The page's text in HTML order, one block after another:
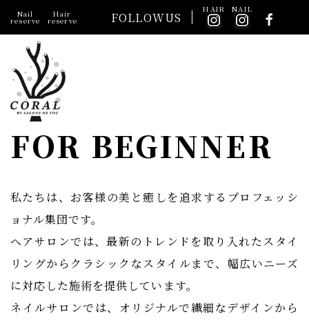
Nail
reserve
Hair
reserve FOLLOWUS
HAIR NAIL
FOR BEGINNER
私たちは、お客様の美と癒しを追求するプロフェッシ
ョナル集団です。
ヘアサロンでは、最新のトレンドを取り入れたスタイ
リングからクラシックなスタイルまで、幅広いニーズ
に対応した施術を提供しています。
ネイルサロンでは、オリジナルで繊細なデザインから